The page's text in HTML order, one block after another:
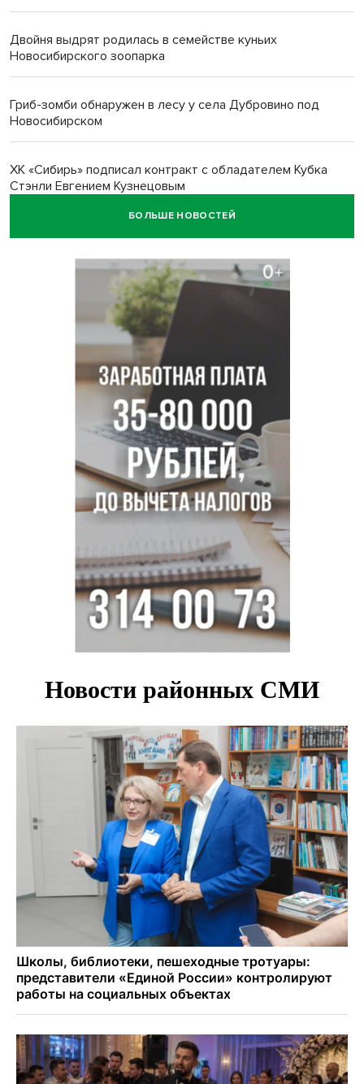
Двойня выдрят родилась в семействе куньих
Новосибирского зоопарка
Гриб-зомби обнаружен в лесу у села Дубровино под
Новосибирском
ХК «Сибирь» подписал контракт с обладателем Кубка
Стэнли Евгением Кузнецовым
Отправил инвалида на СВО и получил его «посмертные»
Андрей Травников поздравил новосибирцев с
юбилейным Днем строителя
Ученики новосибирского лицея победили в
Международной олимпиаде по ИИ
Остановку электричек о.п. Радуга Сибири начали строить
БОЛЬШЕ НОВОСТЕЙ